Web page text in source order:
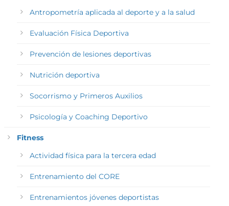
Antropometría aplicada al deporte y a la salud
Evaluación Física Deportiva
Prevención de lesiones deportivas
Nutrición deportiva
Socorrismo y Primeros Auxilios
Psicología y Coaching Deportivo
Fitness
Actividad física para la tercera edad
Entrenamiento del CORE
Entrenamientos jóvenes deportistas